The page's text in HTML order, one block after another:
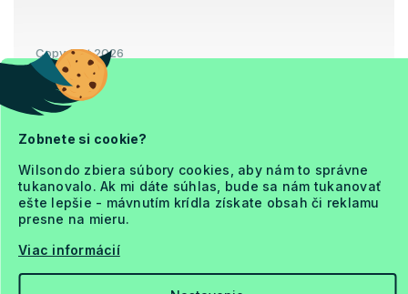
Zobnete si cookie?
Wilsondo zbiera súbory cookies, aby nám to správne
tukanovalo. Ak mi dáte súhlas, bude sa nám tukanovať
ešte lepšie - mávnutím krídla získate obsah či reklamu
presne na mieru.
Viac informácií
Vytvoril Shoptet Premium
Copyright 2026
Ja a Matrac
. Všetky práva vyhradené.
Upraviť nastavenie cookies